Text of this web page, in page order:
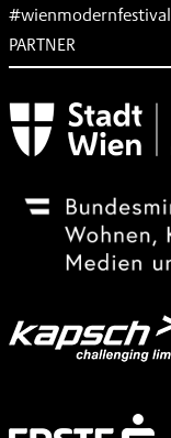
#wienmodernfestival
PARTNER
Subventionsgeber